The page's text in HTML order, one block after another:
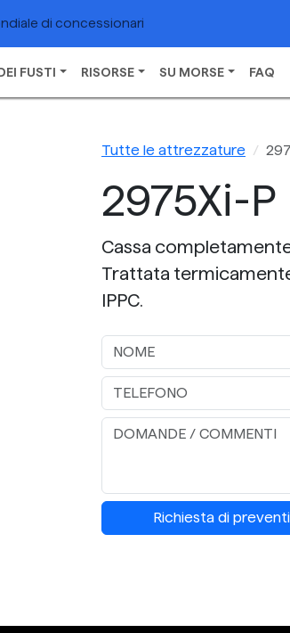
di concessionari
FUSTI RISORSE SU MORSE FAQ
Tutte le attrezzature
2975Xi-P
Cassa
Trattata
IPPC.
Richiesta di